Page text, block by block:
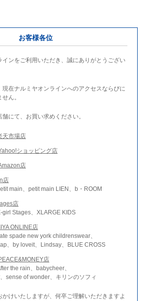
お客様各位
インをご利用いただき、誠にありがとうござい
現在ナルミヤオンラインへのアクセスならびに
ん。
にて、お買い求めください。
天市場店
ショッピング店
店
店
main、petit main LIEN、b・ROOM
店
girl Stages、XLARGE KIDS
ONLINE店
spade new york childrenswear、
、by loveit、Lindsay、BLUE CROSS
店
the rain、babycheer、
sense of wonder、キリンのソフィ
けいたしますが、何卒ご理解いただきますよ